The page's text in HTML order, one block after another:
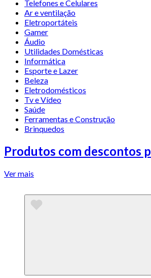
Telefones e Celulares
Ar e ventilação
Eletroportáteis
Gamer
Áudio
Utilidades Domésticas
Informática
Esporte e Lazer
Beleza
Eletrodomésticos
Tv e Vídeo
Saúde
Ferramentas e Construção
Brinquedos
Produtos com descontos
Ver mais